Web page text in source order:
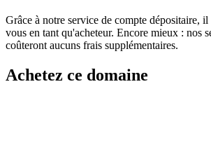
Grâce à notre service de compte dépositaire,
vous en tant qu'acheteur. Encore mieux : nos
coûteront aucuns frais supplémentaires.
Achetez ce domaine